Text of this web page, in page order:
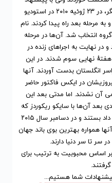
داوران سایمن کاول و نیکول شرزینگر، در ۲۳ ژوئیه ۲۰۱۰ در استودیو
مرحله بعد راه پیدا کردند. نام
انتخاب شد. آن‌ها در مرحله
در نهایت به اجراهای زنده در
هفتهٔ نهایی سوم شدند. در این
انگلستان بدست آوردند. آنها
در ایکس فاکتور حاضر
آن نشدند. اما مدتی بعد این
آن‌ها با سایکو ریکوردز که
از دارایی‌های سایمن کاول است قرار داد بستند و در دسامبر سال ۲۰۱۵
همواره بهترین بوی باند جهان
سر تا سر دنیا دارند.
بر اساس محبوبیتبه ترتیب برای
گرفتند.
شما هستیم...